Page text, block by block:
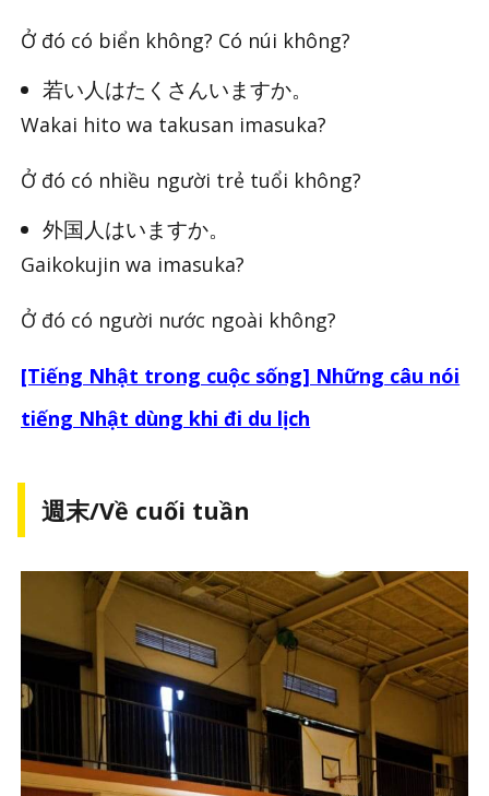
Ở đó có biển không? Có núi không?
若い人はたくさんいますか。
Wakai hito wa takusan imasuka?
Ở đó có nhiều người trẻ tuổi không?
外国人はいますか。
Gaikokujin wa imasuka?
Ở đó có người nước ngoài không?
[Tiếng Nhật trong cuộc sống] Những câu nói
tiếng Nhật dùng khi đi du lịch
週末/Về cuối tuần